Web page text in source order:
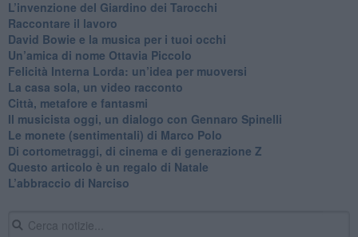
​L’invenzione del Giardino dei Tarocchi
​Raccontare il lavoro
David Bowie e la musica per i tuoi occhi
Un’amica di nome Ottavia Piccolo
​Felicità Interna Lorda: un’idea per muoversi
​La casa sola, un video racconto
​Città, metafore e fantasmi
Il musicista oggi, un dialogo con Gennaro Spinelli
Le monete (sentimentali) di Marco Polo
​Di cortometraggi, di cinema e di generazione Z
​Questo articolo è un regalo di Natale
L’abbraccio di Narciso